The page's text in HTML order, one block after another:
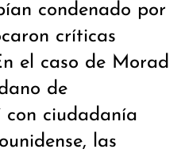
condenado por
críticas
el caso de Morad
de
con ciudadanía
las